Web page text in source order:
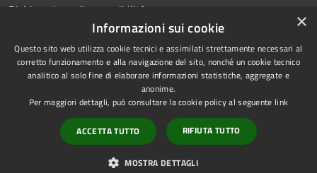
Dichiarazione di accessibilità
RSS
Accessibilità
Copyright © 2025 Comune di
Trentola Ducenta
Powered byMunicipium
Accesso redazione
×
Informazioni sui cookie
Questo sito web utilizza cookie tecnici e assimilati strettamente necessari al
corretto funzionamento e alla navigazione del sito, nonché un cookie tecnico
analitico al solo fine di elaborare informazioni statistiche, aggregate e
anonime.
Per maggiori dettagli, può consultare la cookie policy al seguente link
ACCETTA TUTTO RIFIUTA TUTTO
MOSTRA DETTAGLI